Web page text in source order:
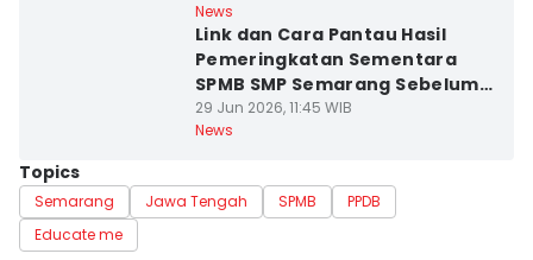
News
Link dan Cara Pantau Hasil
Pemeringkatan Sementara
SPMB SMP Semarang Sebelum
Dikunci
29 Jun 2026, 11:45 WIB
News
Topics
Semarang Jawa Tengah SPMB
PPDB
Educate me